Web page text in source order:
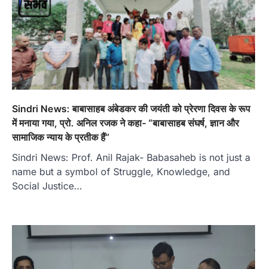
Sindri News: बाबासाहब अंबेडकर की जयंती को प्रेरणा दिवस के रूप
में मनाया गया, प्रो. अनिल रजक ने कहा- “बाबासाहब संघर्ष, ज्ञान और
सामाजिक न्याय के प्रतीक हैं”
Sindri News: Prof. Anil Rajak- Babasaheb is not just a
name but a symbol of Struggle, Knowledge, and
Social Justice…